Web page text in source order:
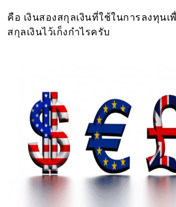
คือ เงินสองสกุลเงินที่ใช้ในการลงทุน
สกุลเงินไว้เก็งกำไรครับ